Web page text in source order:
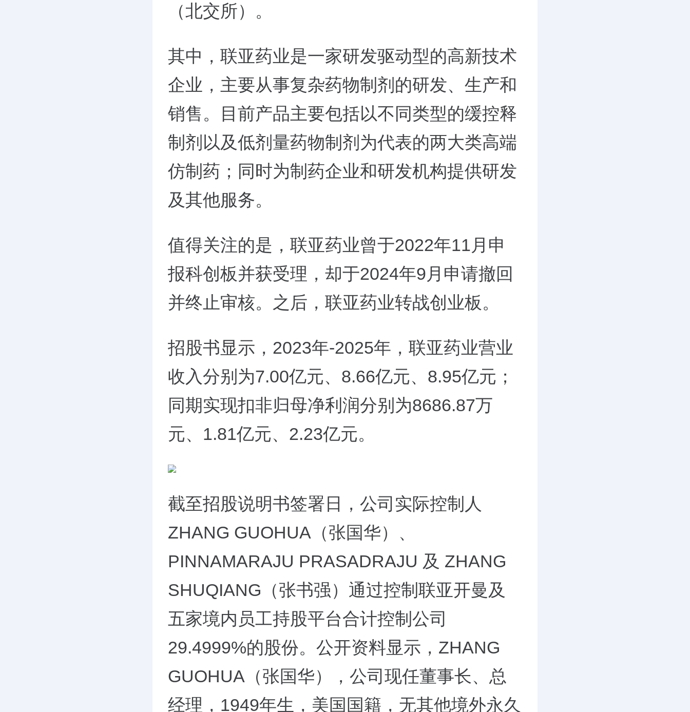
（北交所）。
其中，联亚药业是一家研发驱动型的高新技术
企业，主要从事复杂药物制剂的研发、生产和
销售。目前产品主要包括以不同类型的缓控释
制剂以及低剂量药物制剂为代表的两大类高端
仿制药；同时为制药企业和研发机构提供研发
及其他服务。
值得关注的是，联亚药业曾于2022年11月申
报科创板并获受理，却于2024年9月申请撤回
并终止审核。之后，联亚药业转战创业板。
招股书显示，2023年-2025年，联亚药业营业
收入分别为7.00亿元、8.66亿元、8.95亿元；
同期实现扣非归母净利润分别为8686.87万
元、1.81亿元、2.23亿元。
截至招股说明书签署日，公司实际控制人
ZHANG GUOHUA（张国华）、
PINNAMARAJU PRASADRAJU 及 ZHANG
SHUQIANG（张书强）通过控制联亚开曼及
五家境内员工持股平台合计控制公司
29.4999%的股份。公开资料显示，ZHANG
GUOHUA（张国华），公司现任董事长、总
经理，1949年生，美国国籍，无其他境外永久